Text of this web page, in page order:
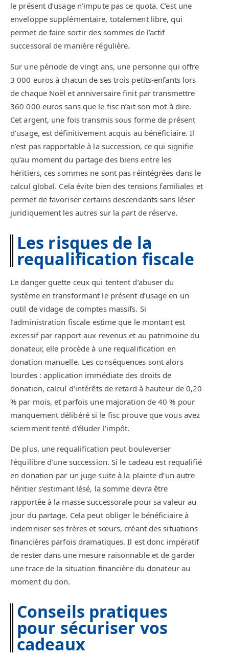
le présent d’usage n’impute pas ce quota. C’est une
enveloppe supplémentaire, totalement libre, qui
permet de faire sortir des sommes de l’actif
successoral de manière régulière.
Sur une période de vingt ans, une personne qui offre
3 000 euros à chacun de ses trois petits-enfants lors
de chaque Noël et anniversaire finit par transmettre
360 000 euros sans que le fisc n’ait son mot à dire.
Cet argent, une fois transmis sous forme de présent
d’usage, est définitivement acquis au bénéficiaire. Il
n’est pas rapportable à la succession, ce qui signifie
qu’au moment du partage des biens entre les
héritiers, ces sommes ne sont pas réintégrées dans le
calcul global. Cela évite bien des tensions familiales et
permet de favoriser certains descendants sans léser
juridiquement les autres sur la part de réserve.
Les risques de la
requalification fiscale
Le danger guette ceux qui tentent d’abuser du
système en transformant le présent d’usage en un
outil de vidage de comptes massifs. Si
l’administration fiscale estime que le montant est
excessif par rapport aux revenus et au patrimoine du
donateur, elle procède à une requalification en
donation manuelle. Les conséquences sont alors
lourdes : application immédiate des droits de
donation, calcul d’intérêts de retard à hauteur de 0,20
% par mois, et parfois une majoration de 40 % pour
manquement délibéré si le fisc prouve que vous avez
sciemment tenté d’éluder l’impôt.
De plus, une requalification peut bouleverser
l’équilibre d’une succession. Si le cadeau est requalifié
en donation par un juge suite à la plainte d’un autre
héritier s’estimant lésé, la somme devra être
rapportée à la masse successorale pour sa valeur au
jour du partage. Cela peut obliger le bénéficiaire à
indemniser ses frères et sœurs, créant des situations
financières parfois dramatiques. Il est donc impératif
de rester dans une mesure raisonnable et de garder
une trace de la situation financière du donateur au
moment du don.
Conseils pratiques
pour sécuriser vos
cadeaux